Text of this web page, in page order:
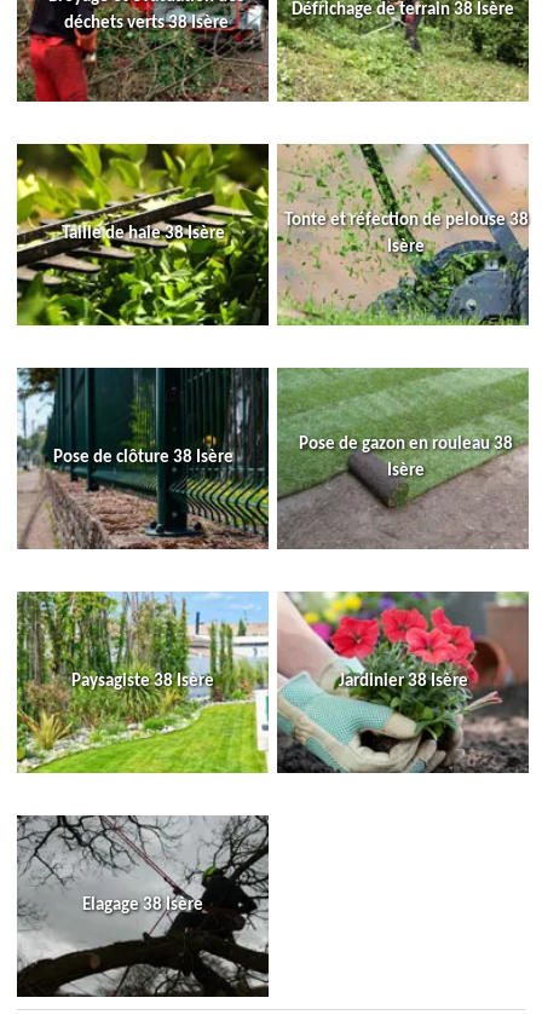
déchets verts 38 Isère
Défrichage de terrain 38 Isère
Taille de haie 38 Isère
Tonte et réfection de pelouse 38
Isère
Pose de clôture 38 Isère
Pose de gazon en rouleau 38
Isère
Paysagiste 38 Isère Jardinier 38 Isère
Elagage 38 Isère